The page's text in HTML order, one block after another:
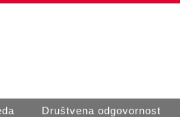
Društvena odgovornost